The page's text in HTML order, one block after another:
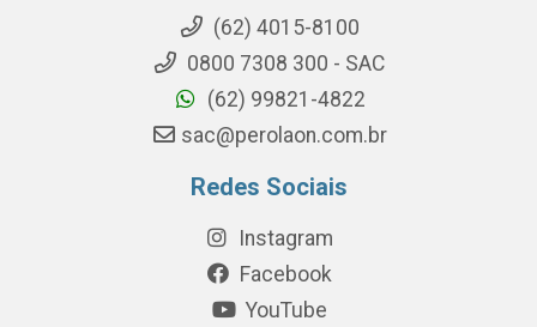
(62) 4015-8100
0800 7308 300 - SAC
(62) 99821-4822
sac@perolaon.com.br
Redes Sociais
Instagram
Facebook
YouTube